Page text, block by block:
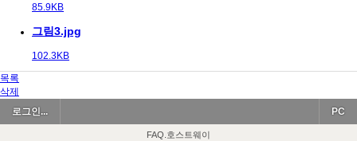
85.9KB
그림3.jpg
102.3KB
목록
삭제
로그인...
PC
FAQ.호스트웨이